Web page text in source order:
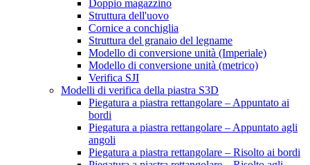
Doppio magazzino
Struttura dell'uovo
Cornice a conchiglia
Struttura del granaio del legname
Modello di conversione unità (Imperiale)
Modello di conversione unità (metrico)
Verifica SJI
Modelli di verifica della piastra S3D
Piegatura a piastra rettangolare – Appuntato ai
bordi
Piegatura a piastra rettangolare – Appuntato agli
angoli
Piegatura a piastra rettangolare – Risolto ai bordi